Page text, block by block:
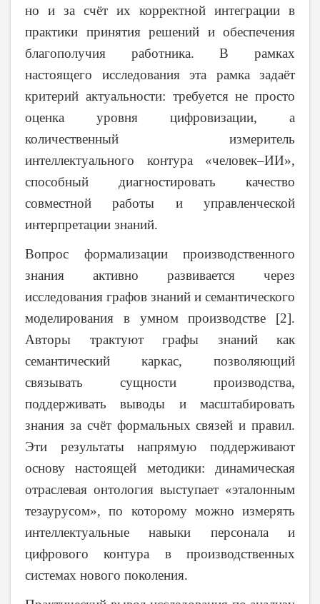
но и за счёт их корректной интеграции в
практики принятия решений и обеспечения
благополучия работника. В рамках
настоящего исследования эта рамка задаёт
критерий актуальности: требуется не просто
оценка уровня цифровизации, а
количественный измеритель
интеллектуального контура «человек–ИИ»,
способный диагностировать качество
совместной работы и управленческой
интерпретации знаний.
Вопрос формализации производственного
знания активно развивается через
исследования графов знаний и семантического
моделирования в умном производстве [2].
Авторы трактуют графы знаний как
семантический каркас, позволяющий
связывать сущности производства,
поддерживать выводы и масштабировать
знания за счёт формальных связей и правил.
Эти результаты напрямую поддерживают
основу настоящей методики: динамическая
отраслевая онтология выступает «эталонным
тезаурусом», по которому можно измерять
интеллектуальные навыки персонала и
цифрового контура в производственных
системах нового поколения.